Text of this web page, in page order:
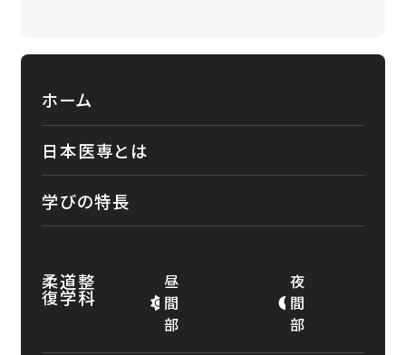
ホーム
日本医専とは
学びの特長
柔道整
復学科
昼
間
部
夜
間
部